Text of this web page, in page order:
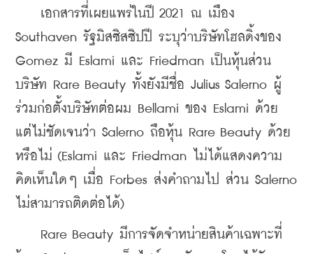
เอกสารที่เผยแพร่ในปี 2021 ณ เมือง
Southaven รัฐมิสซิสซิปปี ระบุว่าบริษัทโฮลดิ้งของ
Gomez มี Eslami และ Friedman เป็นหุ้นส่วน
บริษัท Rare Beauty ทั้งยังมีชื่อ Julius Salerno ผู้
ร่วมก่อตั้งบริษัทต่อผม Bellami ของ Eslami ด้วย
แต่ไม่ชัดเจนว่า Salerno ถือหุ้น Rare Beauty ด้วย
หรือไม่ (Eslami และ Friedman ไม่ได้แสดงความ
คิดเห็นใดๆ เมื่อ Forbes ส่งคำถามไป ส่วน Salerno
ไม่สามารถติดต่อได้)
Rare Beauty มีการจัดจำหน่ายสินค้าเฉพาะที่